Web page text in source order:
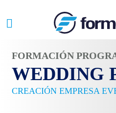
FORMACIÓN
WEDDING
CREACIÓN EMPRESA